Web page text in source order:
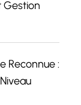
Gestion
Reconnue :